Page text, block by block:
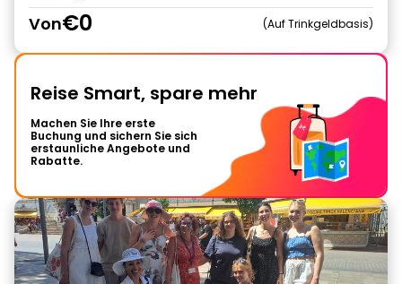
Von€0 Auf Trinkgeldbasis
Reise Smart, spare mehr
Machen Sie Ihre erste
Buchung und sichern Sie sich
erstaunliche Angebote und
Rabatte.